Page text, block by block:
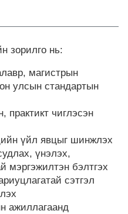
зорилго нь:
магистрын
улсын стандартын
практикт чиглэсэн
үйл явцыг шинжлэх
үнэлэх,
мэргэжилтэн бэлтгэх
сэтгэл
ажиллагаанд